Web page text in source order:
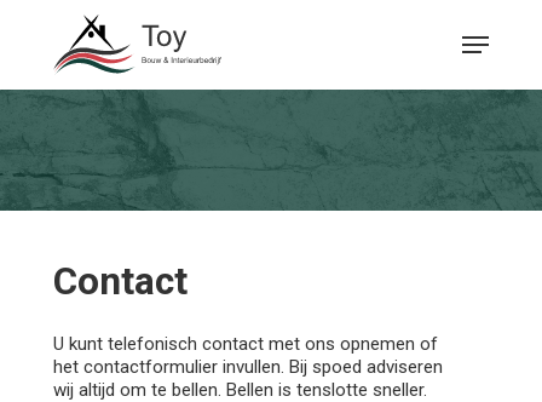
content
Menu
Contact
U kunt telefonisch contact met ons opnemen of
het contactformulier invullen. Bij spoed adviseren
wij altijd om te bellen. Bellen is tenslotte sneller.
Menu